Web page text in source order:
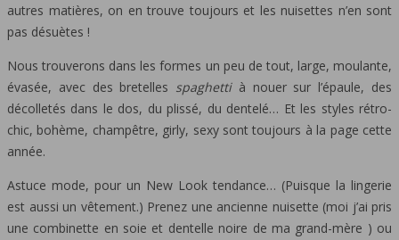
autres matières, on en trouve toujours et les nuisettes n’en sont
pas désuètes !
Nous trouverons dans les formes un peu de tout, large, moulante,
évasée, avec des bretelles spaghettià nouer sur l’épaule, des
décolletés dans le dos, du plissé, du dentelé… Et les styles rétro-
chic, bohème, champêtre, girly, sexy sont toujours à la page cette
année.
Astuce mode, pour un New Look tendance… (Puisque la lingerie
est aussi un vêtement.) Prenez une ancienne nuisette (moi j’ai pris
une combinette en soie et dentelle noire de ma grand-mère ) ou